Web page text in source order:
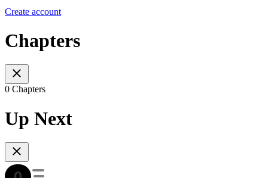
Create account
Chapters
0 Chapters
Up Next